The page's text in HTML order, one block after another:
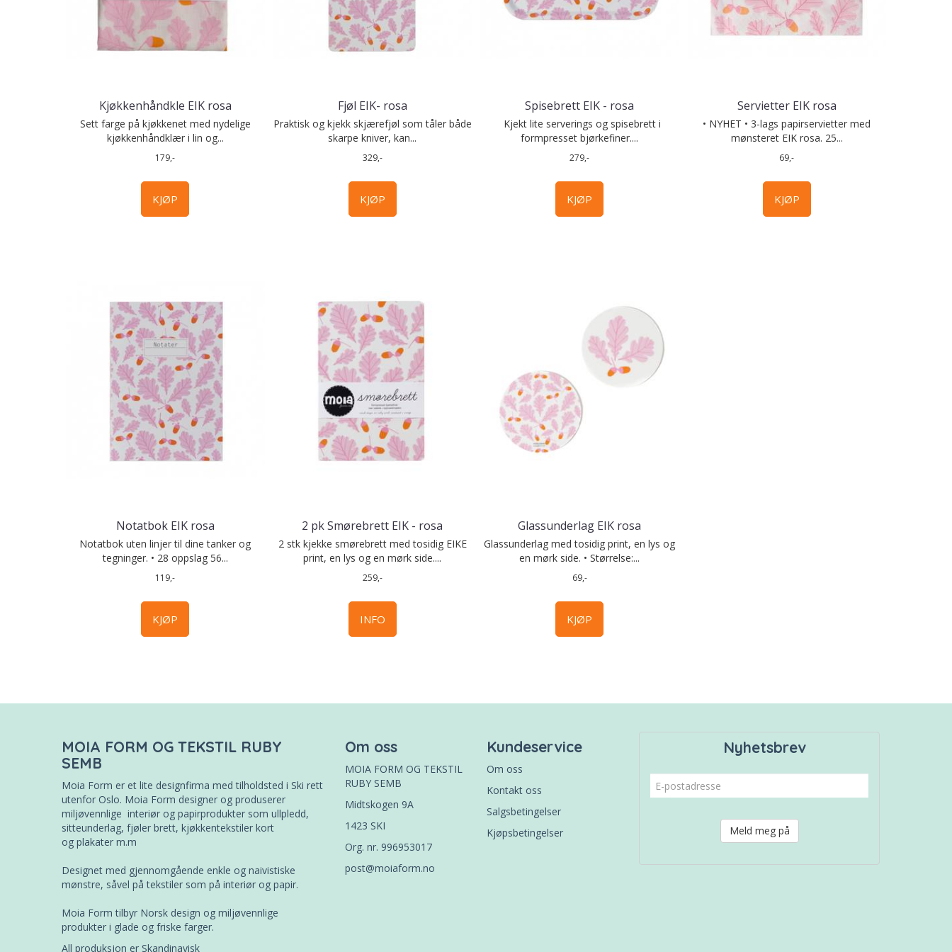
Kjøkkenhåndkle EIK rosa
Sett farge på kjøkkenet med nydelige
kjøkkenhåndklær i lin og...
179,-
KJØP
Fjøl EIK- rosa
Praktisk og kjekk skjærefjøl som tåler både
skarpe kniver, kan...
329,-
KJØP
Spisebrett EIK - rosa
Kjekt lite serverings og spisebrett i
formpresset bjørkefiner....
279,-
KJØP
Servietter EIK rosa
• NYHET • 3-lags papirservietter med
mønsteret EIK rosa. 25...
69,-
KJØP
Notatbok EIK rosa
Notatbok uten linjer til dine tanker og
tegninger. • 28 oppslag 56...
119,-
KJØP
2 pk Smørebrett EIK - rosa
2 stk kjekke smørebrett med tosidig EIKE
print, en lys og en mørk side....
259,-
INFO
Glassunderlag EIK rosa
Glassunderlag med tosidig print, en lys og
en mørk side. • Størrelse:...
69,-
KJØP
MOIA FORM OG TEKSTIL RUBY
SEMB
Moia Form er et lite designfirma med tilholdsted i Ski rett
utenfor Oslo. Moia Form designer og produserer
miljøvennlige interiør og papirprodukter som ullpledd,
sitteunderlag, fjøler brett, kjøkkentekstiler kort
og plakater m.m
Designet med gjennomgående enkle og naivistiske
mønstre, såvel på tekstiler som på interiør og papir.
Moia Form tilbyr Norsk design og miljøvennlige
produkter i glade og friske farger.
All produksjon er Skandinavisk
Om oss
MOIA FORM OG TEKSTIL
RUBY SEMB
Midtskogen 9A
1423 SKI
Org. nr. 996953017
post@moiaform.no
Kundeservice
Om oss
Kontakt oss
Salgsbetingelser
Kjøpsbetingelser
Nyhetsbrev
Meld meg på